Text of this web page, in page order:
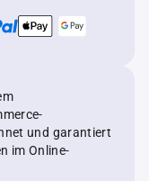
und garantiert
im Online-